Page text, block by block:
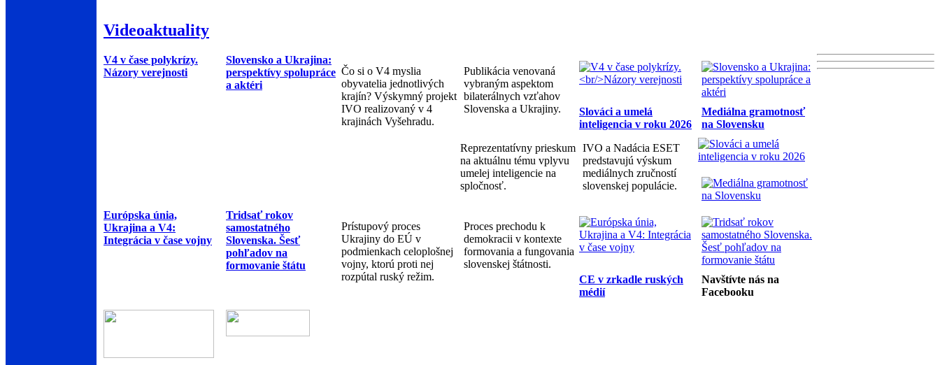
Videoaktuality
V4 v čase polykrízy.
Názory verejnosti
Slovensko a Ukrajina:
perspektívy spolupráce
a aktéri
Čo si o V4 myslia
obyvatelia jednotlivých
krajín? Výskymný projekt
IVO realizovaný v 4
krajinách Vyšehradu.
Publikácia venovaná
vybraným aspektom
bilaterálnych vzťahov
Slovenska a Ukrajiny.
Slováci a umelá
inteligencia v roku 2026
Mediálna gramotnosť
na Slovensku
Reprezentatívny prieskum
na aktuálnu tému vplyvu
umelej inteligencie na
spločnosť.
IVO a Nadácia ESET
predstavujú výskum
mediálnych zručností
slovenskej populácie.
Európska únia,
Ukrajina a V4:
Integrácia v čase vojny
Tridsať rokov
samostatného
Slovenska. Šesť
pohľadov na
formovanie štátu
Prístupový proces
Ukrajiny do EÚ v
podmienkach celoplošnej
vojny, ktorú proti nej
rozpútal ruský režim.
Proces prechodu k
demokracii v kontexte
formovania a fungovania
slovenskej štátnosti.
CE v zrkadle ruských
médií
Navštívte nás na
Facebooku